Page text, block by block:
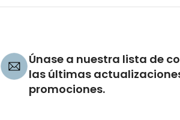
Únase a nuestra lista de
las últimas
promociones.